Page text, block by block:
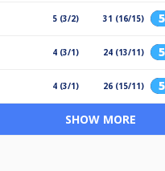
5 (3/2) 31 (16/15)
4 (3/1) 24 (13/11)
4 (3/1) 26 (15/11)
SHOW MORE